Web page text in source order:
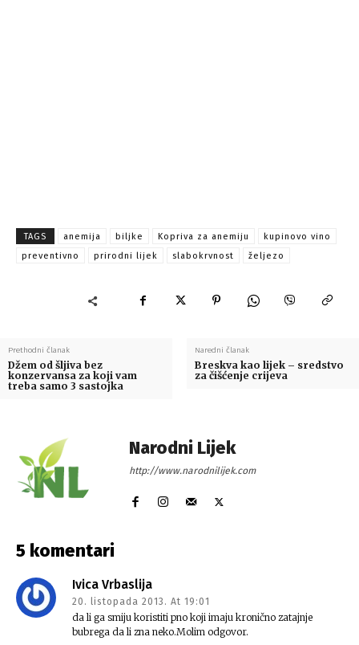
TAGS anemija biljke Kopriva za anemiju
kupinovo vino
preventivno
prirodni lijek slabokrvnost željezo
Prethodni članak
Džem od šljiva bez
konzervansa za koji vam
treba samo 3 sastojka
Naredni članak
Breskva kao lijek – sredstvo
za čišćenje crijeva
Narodni Lijek
http://www.narodnilijek.com
5 komentari
Ivica Vrbaslija
20. listopada 2013. At 19:01
da li ga smiju koristiti pno koji imaju kronično zatajnje
bubrega da li zna neko.Molim odgovor.